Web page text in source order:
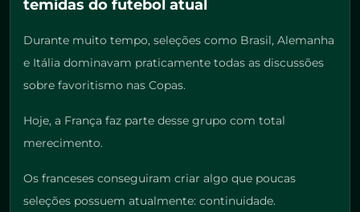
temidas do futebol atual
Durante muito tempo, seleções como Brasil, Alemanha
e Itália dominavam praticamente todas as discussões
sobre favoritismo nas Copas.
Hoje, a França faz parte desse grupo com total
merecimento.
Os franceses conseguiram criar algo que poucas
seleções possuem atualmente: continuidade.